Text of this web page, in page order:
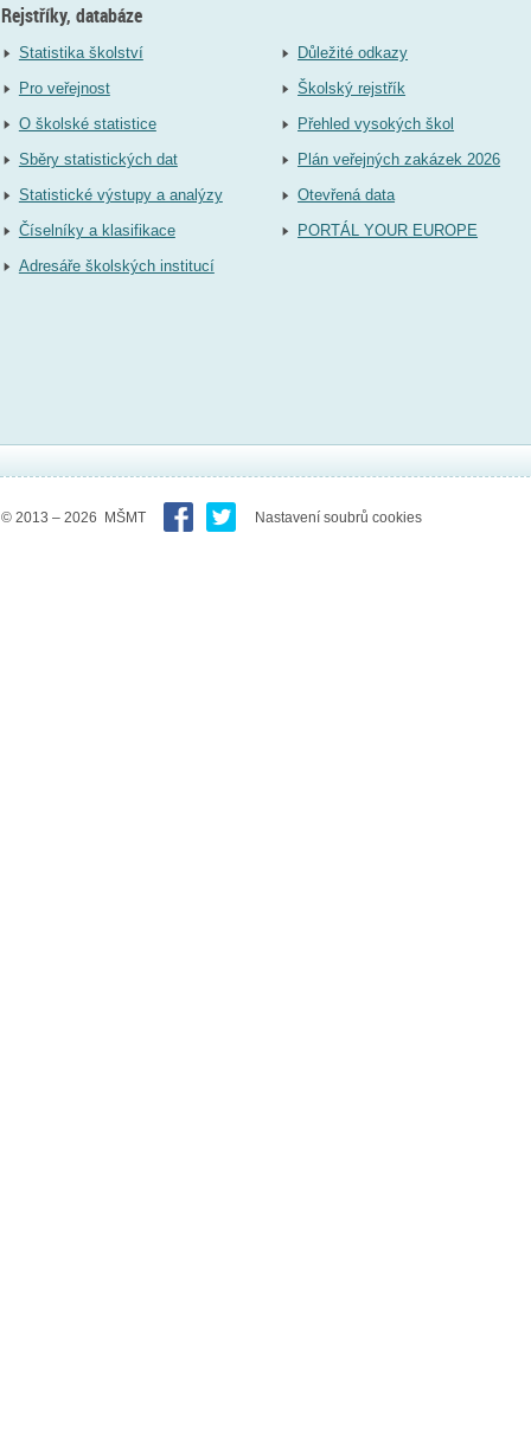
Rejstříky, databáze
Statistika školství
Pro veřejnost
O školské statistice
Sběry statistických dat
Statistické výstupy a analýzy
Číselníky a klasifikace
Adresáře školských institucí
Důležité odkazy
Školský rejstřík
Přehled vysokých škol
Plán veřejných zakázek 2026
Otevřená data
PORTÁL YOUR EUROPE
© 2013 – 2026 MŠMT Nastavení soubrů cookies